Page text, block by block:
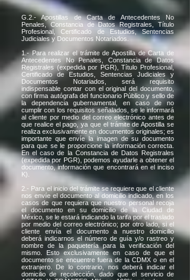
G.2.- Apostillas de Carta de Antecedentes No
Penales, Constancia de Datos Registrales, Título
Profesional, Certificado de Estudios, Sentencias
Judiciales y Documentos Notariados.
1.- Para realizar el trámite de Apostilla de Carta de
Antecedentes No Penales, Constancia de Datos
Registrales (expedida por PGR), Título Profesional,
Certificado de Estudios, Sentencias Judiciales y
Documentos Notariados, será requisito
indispensable contar con el original del documento,
con firma autógrafa del funcionario Público y sello de
la dependencia gubernamental, en caso de no
cumplir con los requisitos señalados, se le informará
al cliente por medio del correo electrónico antes de
que realice el pago, ya que el trámite de Apostilla se
realiza exclusivamente en documentos originales; es
importante que envíe la imagen de su documento
para que se le proporcione la información correcta.
En el caso de la Constancia de Datos Registrales
(expedida por PGR), podemos ayudarle a obtener el
documento, información que encontrará en el inciso
K).
2.- Para el inicio del trámite se requiere que el cliente
nos envíe el documento al domicilio indicado, en los
casos de que requiera que nuestro personal recoja
el documento en su domicilio de la Ciudad de
México, se le estará indicando la tarifa por el traslado
por medio del correo electrónico; por otro lado, si el
cliente envía el documento a nuestro domicilio
deberá indicarnos el número de guía y/o rastreo y
nombre de la paquetería para la verificación del
mismo. Esto exclusivamente en caso de que el
documento se encuentre fuera de la CDMX o en el
extranjero. De lo contrario, nos deberá indicar el
domicilio de recolección, dado que el servicio de